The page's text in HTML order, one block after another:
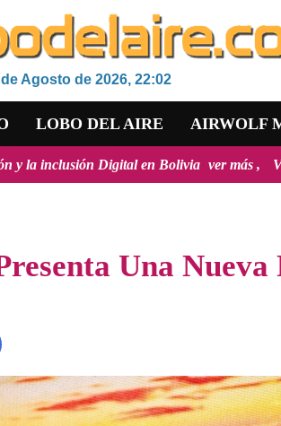
de Agosto de 2026, 22:02
LOBO DEL AIRE AIRWOLF
en Bolivia ver más Viceministro de Medio
Una